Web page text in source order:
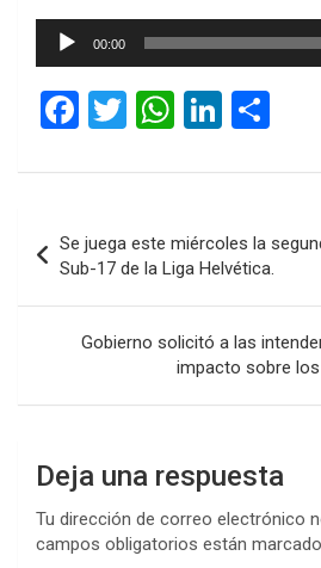
Reproductor
00:00
F
ce
o
o
k
T
tt
W
at
A
p
p
Li
ke
n
m
ar
tir
de
entradas
Se juega este miércoles la
Sub-17 de la Liga Helvética.
Gobierno solicitó a las
impacto sobre
Deja una respuesta
Tu dirección de correo electrónico
campos obligatorios están